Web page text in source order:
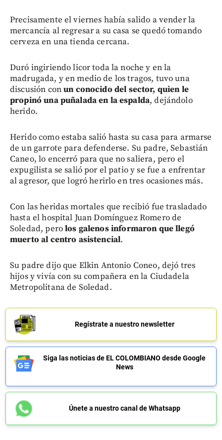
Precisamente el viernes había salido a vender la
mercancía al regresar a su casa se quedó tomando
cerveza en una tienda cercana.
Duró ingiriendo licor toda la noche y en la
madrugada, y en medio de los tragos, tuvo una
discusión conun conocido del sector, quien le
propinó una puñalada en la espalda, dejándolo
herido.
Herido como estaba salió hasta su casa para armarse
de un garrote para defenderse. Su padre, Sebastián
Caneo, lo encerró para que no saliera, pero el
expugilista se salió por el patio y se fue a enfrentar
al agresor, que logró herirlo en tres ocasiones más.
Con las heridas mortales que recibió fue trasladado
hasta el hospital Juan Domínguez Romero de
Soledad, perolos galenos informaron que llegó
muerto al centro asistencial.
Su padre dijo que Elkin Antonio Coneo, dejó tres
hijos y vivía con su compañera en la Ciudadela
Metropolitana de Soledad.
Regístrate a nuestro newsletter
Siga las noticias de EL COLOMBIANO desde Google
News
Únete a nuestro canal de Whatsapp